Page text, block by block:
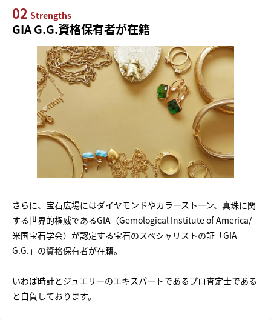
02 Strengths
GIA G.G.資格保有者が在籍
さらに、宝石広場にはダイヤモンドやカラーストーン、真珠に関
する世界的権威であるGIA（Gemological Institute of America/
米国宝石学会）が認定する宝石のスペシャリストの証「GIA
G.G.」の資格保有者が在籍。
いわば時計とジュエリーのエキスパートであるプロ査定士である
と自負しております。